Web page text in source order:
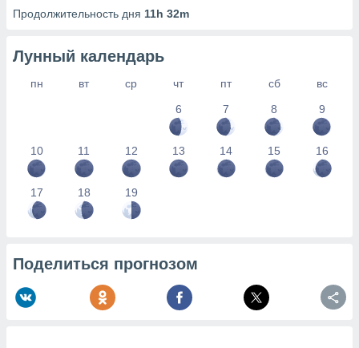
Продолжительность дня 11h 32m
Лунный календарь
пн вт ср чт пт сб
вс
6
7 8 9
10 11 12 13 14 15 16
17 18 19
Поделиться прогнозом